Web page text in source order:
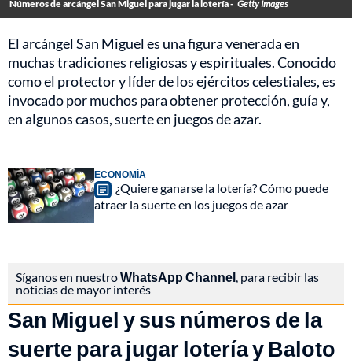
Números de arcángel San Miguel para jugar la lotería - Getty Images
El arcángel San Miguel es una figura venerada en
muchas tradiciones religiosas y espirituales. Conocido
como el protector y líder de los ejércitos celestiales, es
invocado por muchos para obtener protección, guía y,
en algunos casos, suerte en juegos de azar.
ECONOMÍA
¿Quiere ganarse la lotería? Cómo puede
atraer la suerte en los juegos de azar
Síganos en nuestroWhatsApp Channel, para recibir las
noticias de mayor interés
San Miguel y sus números de la
suerte para jugar lotería y Baloto